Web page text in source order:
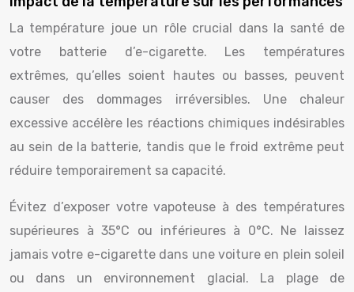
La température joue un rôle crucial dans la santé de
votre batterie d’e-cigarette. Les températures
extrêmes, qu’elles soient hautes ou basses, peuvent
causer des dommages irréversibles. Une chaleur
excessive accélère les réactions chimiques indésirables
au sein de la batterie, tandis que le froid extrême peut
réduire temporairement sa capacité.
Évitez d’exposer votre vapoteuse à des températures
supérieures à 35°C ou inférieures à 0°C. Ne laissez
jamais votre e-cigarette dans une voiture en plein soleil
ou dans un environnement glacial. La plage de